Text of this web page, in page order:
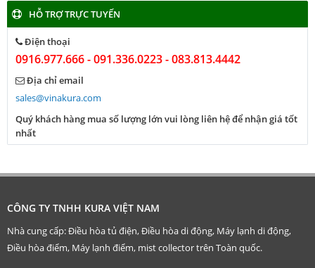
HỖ TRỢ TRỰC TUYẾN
Điện thoại
0916.977.666 - 091.336.0223 - 083.813.4442
Địa chỉ email
sales@vinakura.com
Quý khách hàng mua số lượng lớn vui lòng liên hệ để nhận giá tốt
nhất
CÔNG TY TNHH KURA VIỆT NAM
Nhà cung cấp: Điều hòa tủ điện, Điều hòa di động, Máy lạnh di động,
Điều hòa điểm, Máy lạnh điểm, mist collector trên Toàn quốc.